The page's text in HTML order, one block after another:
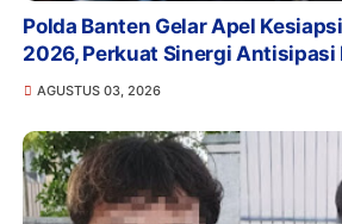
Polda Banten Gelar Apel
2026, Perkuat Sinergi Antisipasi
AGUSTUS 03, 2026